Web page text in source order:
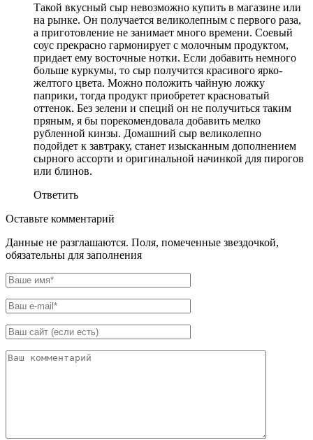
Такой вкусный сыр невозможно купить в магазине или
на рынке. Он получается великолепным с первого раза,
а приготовление не занимает много времени. Соевый
соус прекрасно гармонирует с молочным продуктом,
придает ему восточные нотки. Если добавить немного
больше куркумы, то сыр получится красивого ярко-
желтого цвета. Можно положить чайную ложку
паприки, тогда продукт приобретет красноватый
оттенок. Без зелени и специй он не получиться таким
пряным, я бы порекомендовала добавить мелко
рубленной кинзы. Домашний сыр великолепно
подойдет к завтраку, станет изысканным дополнением
сырного ассорти и оригинальной начинкой для пирогов
или блинов.
Ответить
Оставьте комментарий
Данные не разглашаются. Поля, помеченные звездочкой,
обязательны для заполнения